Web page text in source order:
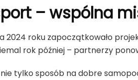
– wspólna
2024 roku zapoczątkowało
rok później – partnerzy
tylko sposób na dobre